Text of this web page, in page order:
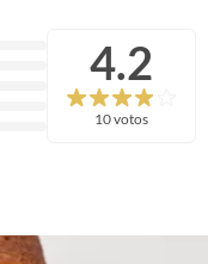
4.2
10 votos